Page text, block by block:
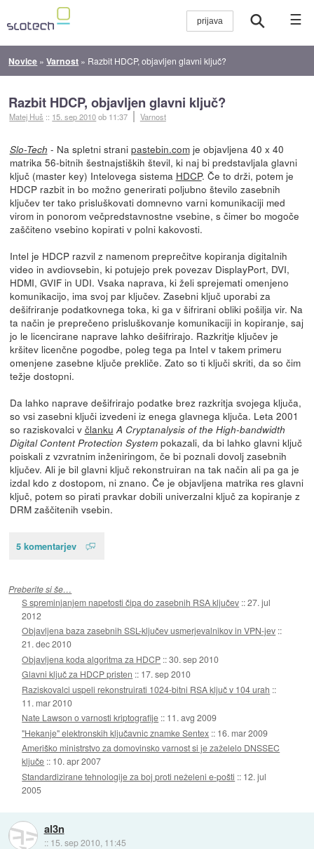
☰
Novice »Varnost » Razbit HDCP, objavljen glavni ključ?
Razbit HDCP, objavljen glavni ključ?
Matej Huš :: 15. sep 2010ob 11:37 Varnost
Slo-Tech - Na spletni strani pastebin.comje objavljena 40 x 40
matrika 56-bitnih šestnajstiških števil, ki naj bi predstavljala glavni
ključ (master key) Intelovega sistema HDCP. Če to drži, potem je
HDCP razbit in bo možno generirati poljubno število zasebnih
ključev ter tako prisluškovati domnevno varni komunikaciji med
virom in ponorom večpredstavnostne vsebine, s čimer bo mogoče
zaščiteno vsebino kopirati v polni kakovosti.
Intel je HDCP razvil z namenom preprečitve kopiranja digitalnih
video in avdiovsebin, ki potujejo prek povezav DisplayPort, DVI,
HDMI, GVIF in UDI. Vsaka naprava, ki želi sprejemati omenjeno
komunikacijo, ima svoj par ključev. Zasebni ključ uporabi za
dešifriranje podatkovnega toka, ki ga v šifrirani obliki pošilja vir. Na
ta način je preprečeno prisluškovanje komunikaciji in kopiranje, saj
jo le licencirane naprave lahko dešifrirajo. Razkritje ključev je
kršitev licenčne pogodbe, poleg tega pa Intel v takem primeru
omenjene zasebne ključe prekliče. Zato so ti ključi skriti, da so čim
težje dostopni.
Da lahko naprave dešifrirajo podatke brez razkritja svojega ključa,
so vsi zasebni ključi izvedeni iz enega glavnega ključa. Leta 2001
so raziskovalci v članku A Cryptanalysis of the High-bandwidth
Digital Content Protection Systempokazali, da bi lahko glavni ključ
poiskali z vzvratnim inženiringom, če bi poznali dovolj zasebnih
ključev. Ali je bil glavni ključ rekonstruiran na tak način ali pa ga je
izdal kdo z dostopom, ni znano. Če je objavljena matrika res glavni
ključ, potem so pirati pravkar dobili univerzalni ključ za kopiranje z
DRM zaščitenih vsebin.
5 komentarjev
Preberite si še…
S spreminjanjem napetosti čipa do zasebnih RSA ključev ::27. jul
2012
Objavljena baza zasebnih SSL-ključev usmerjevalnikov in VPN-jev ::
21. dec 2010
Objavljena koda algoritma za HDCP ::30. sep 2010
Glavni ključ za HDCP pristen :: 17. sep 2010
Raziskovalci uspeli rekonstruirati 1024-bitni RSA ključ v 104 urah ::
11. mar 2010
Nate Lawson o varnosti kriptografije :: 11. avg 2009
"Hekanje" elektronskih ključavnic znamke Sentex :: 16. mar 2009
Ameriško ministrstvo za domovinsko varnost si je zaželelo DNSSEC
ključe :: 10. apr 2007
Standardizirane tehnologije za boj proti neželeni e-pošti :: 12. jul
2005
al3n
:: 15. sep 2010, 11:45